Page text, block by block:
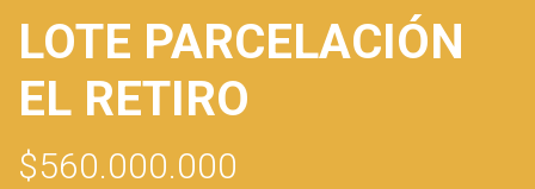
LOTE PARCELACIÓN
EL RETIRO
$560.000.000